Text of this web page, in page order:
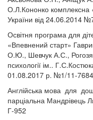
О.Л.Кононко
України від 24.06.2014
Освітня програма для
«Впевнений старт»
О.Ю., Шевчук А.С.,
психології ім..
01.08.2017 р. №1/11-7684
Англійська мова для
парціальна Мандрівець
Г-952